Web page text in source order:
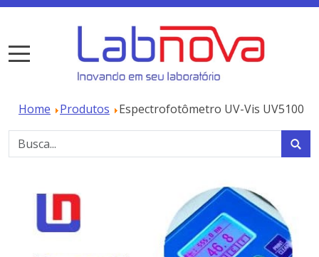
Home Produtos Espectrofotômetro UV-Vis UV5100